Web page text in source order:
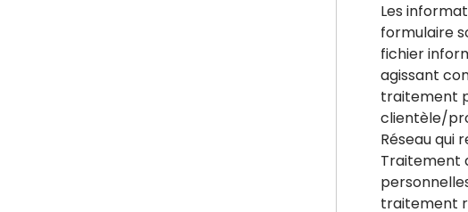
Les
formulaire
fichier
agissant
traitement
clientèle/
Réseau qui
Traitement
traitement